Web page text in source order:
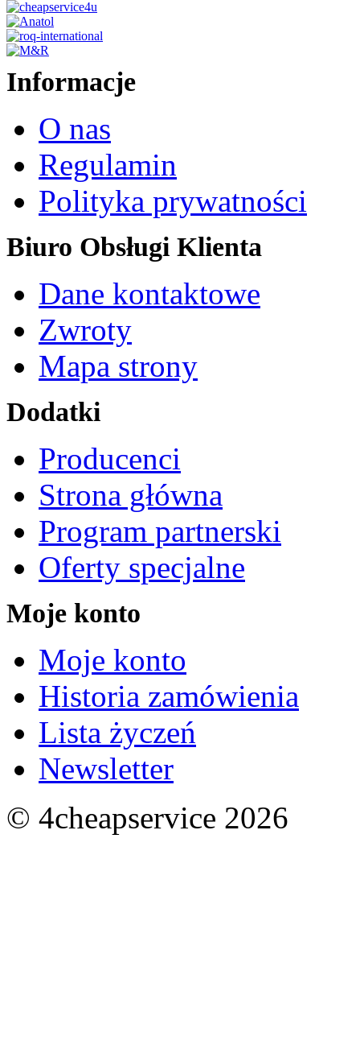
Informacje
O nas
Regulamin
Polityka prywatności
Biuro Obsługi Klienta
Dane kontaktowe
Zwroty
Mapa strony
Dodatki
Producenci
Strona główna
Program partnerski
Oferty specjalne
Moje konto
Moje konto
Historia zamówienia
Lista życzeń
Newsletter
© 4cheapservice 2026